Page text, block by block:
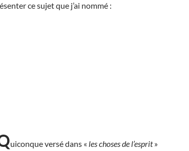
ce sujet que j’ai nommé :
uiconque versé dans « les choses de l’esprit»